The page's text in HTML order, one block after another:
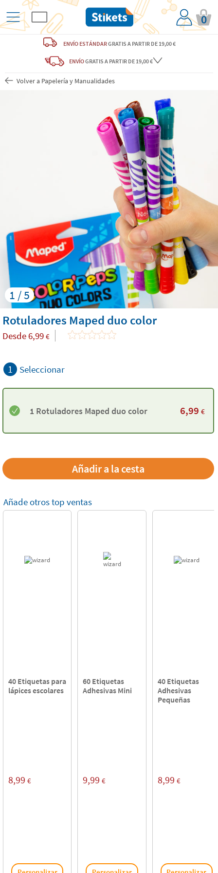
0
ENVÍO ESTÁNDARGRATIS A PARTIR DE 19,00 €
ENVÍOGRATIS A PARTIR DE 19,00 €
Volver a Papelería y Manualidades
1 / 5
Rotuladores Maped duo color
Desde 6,99 €
1 Seleccionar
1 Rotuladores Maped duo color 6,99 €
Añade otros top ventas
40 Etiquetas para
lápices escolares
8,99 €
60 Etiquetas
Adhesivas Mini
9,99 €
40 Etiquetas
Adhesivas
Pequeñas
8,99 €